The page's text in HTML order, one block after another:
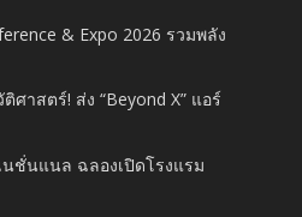
& Expo 2026 รวมพลัง
ศาสตร์! ส่ง “Beyond X” แอร์
นชั่นแนล ฉลองเปิดโรงแรม